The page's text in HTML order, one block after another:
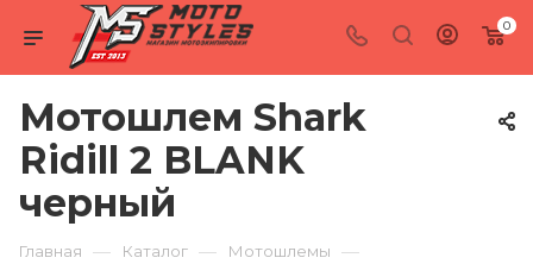
0
Мотошлем Shark
Ridill 2 BLANK
черный
Главная — Каталог — Мотошлемы —